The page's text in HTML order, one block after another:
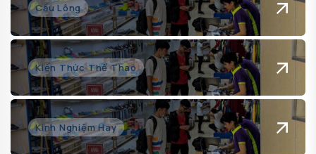
Cầu Lông
Kiến Thức Thể Thao
Kinh Nghiệm Hay